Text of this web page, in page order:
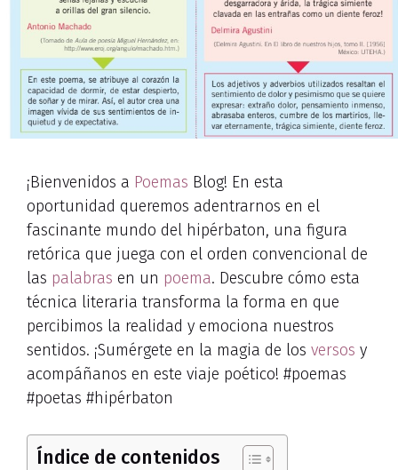
¡Bienvenidos a Poemas Blog! En esta
oportunidad queremos adentrarnos en el
fascinante mundo del hipérbaton, una figura
retórica que juega con el orden convencional de
las palabras en un poema. Descubre cómo esta
técnica literaria transforma la forma en que
percibimos la realidad y emociona nuestros
sentidos. ¡Sumérgete en la magia de los versos y
acompáñanos en este viaje poético! #poemas
#poetas #hipérbaton
Índice de contenidos